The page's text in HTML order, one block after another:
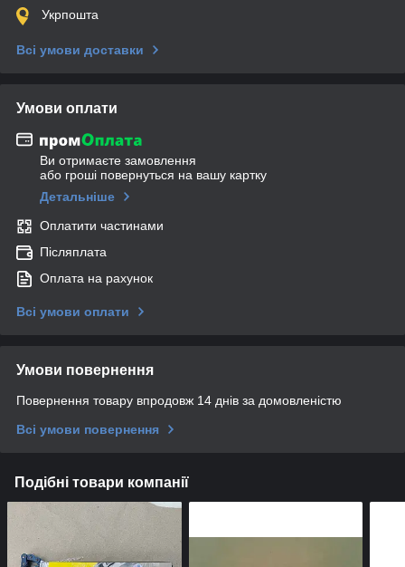
Укрпошта
Всі умови доставки
Умови оплати
Ви отримаєте замовлення
або гроші повернуться на вашу картку
Детальніше
Оплатити частинами
Післяплата
Оплата на рахунок
Всі умови оплати
Умови повернення
Повернення товару впродовж 14 днів за домовленістю
Всі умови повернення
Подібні товари компанії